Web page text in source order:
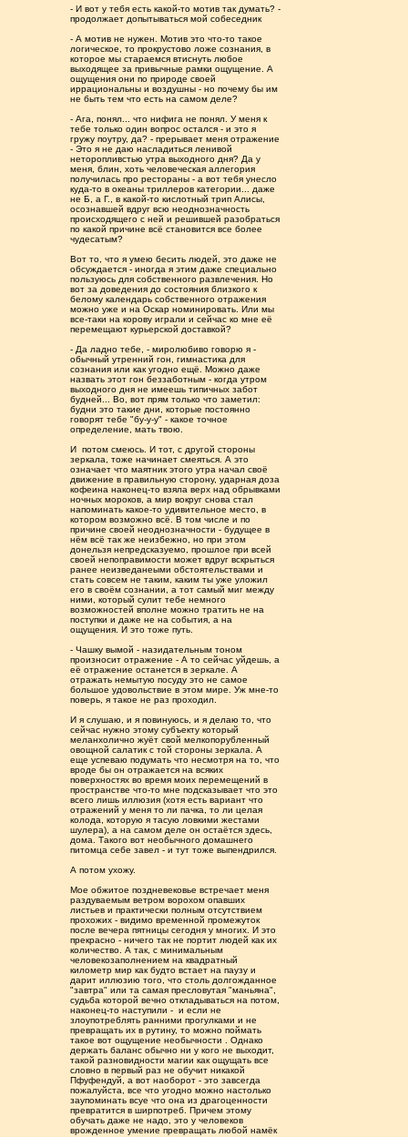
- И вот у тебя есть какой-то мотив так думать? -
продолжает допытываться мой собеседник
- А мотив не нужен. Мотив это что-то такое
логическое, то прокрустово ложе сознания, в
которое мы стараемся втиснуть любое
выходящее за привычные рамки ощущение. А
ощущения они по природе своей
иррациональны и воздушны - но почему бы им
не быть тем что есть на самом деле?
- Ага, понял... что нифига не понял. У меня к
тебе только один вопрос остался - и это я
гружу поутру, да? - прерывает меня отражение
- Это я не даю насладиться ленивой
неторопливстью утра выходного дня? Да у
меня, блин, хоть человеческая аллегория
получилась про рестораны - а вот тебя унесло
куда-то в океаны триллеров категории... даже
не Б, а Г., в какой-то кислотный трип Алисы,
осознавшей вдруг всю неоднозначность
происходящего с ней и решившей разобраться
по какой причине всë становится все более
чудесатым?
Вот то, что я умею бесить людей, это даже не
обсуждается - иногда я этим даже специально
пользуюсь для собственного развлечения. Но
вот за доведения до состояния близкого к
белому календарь собственного отражения
можно уже и на Оскар номинировать. Или мы
все-таки на корову играли и сейчас ко мне еë
перемещают курьерской доставкой?
- Да ладно тебе, - миролюбиво говорю я -
обычный утренний гон, гимнастика для
сознания или как угодно ещë. Можно даже
назвать этот гон беззаботным - когда утром
выходного дня не имеешь типичных забот
будней... Во, вот прям только что заметил:
будни это такие дни, которые постоянно
говорят тебе "бу-у-у" - какое точное
определение, мать твою.
И потом смеюсь. И тот, с другой стороны
зеркала, тоже начинает смеяться. А это
означает что маятник этого утра начал своё
движение в правильную сторону, ударная доза
кофеина наконец-то взяла верх над обрывками
ночных мороков, а мир вокруг снова стал
напоминать какое-то удивительное место, в
котором возможно всë. В том числе и по
причине своей неоднозначности - будущее в
нём всë так же неизбежно, но при этом
донельзя непредсказуемо, прошлое при всей
своей непоправимости может вдруг вскрыться
ранее неизведанеыми обстоятельствами и
стать совсем не таким, каким ты уже уложил
его в своём сознании, а тот самый миг между
ними, который сулит тебе немного
возможностей вполне можно тратить не на
поступки и даже не на события, а на
ощущения. И это тоже путь.
- Чашку вымой - назидательным тоном
произносит отражение - А то сейчас уйдешь, а
её отражение останется в зеркале. А
отражать немытую посуду это не самое
большое удовольствие в этом мире. Уж мне-то
поверь, я такое не раз проходил.
И я слушаю, и я повинуюсь, и я делаю то, что
сейчас нужно этому субъекту который
меланхолично жуёт свой мелкопорубленный
овощной салатик с той стороны зеркала. А
еще успеваю подумать что несмотря на то, что
вроде бы он отражается на всяких
поверхностях во время моих перемещений в
пространстве что-то мне подсказывает что это
всего лишь иллюзия (хотя есть вариант что
отражений у меня то ли пачка, то ли целая
колода, которую я тасую ловкими жестами
шулера), а на самом деле он остаётся здесь,
дома. Такого вот необычного домашнего
питомца себе завел - и тут тоже выпендрился.
А потом ухожу.
Мое обжитое поздневековье встречает меня
раздуваемым ветром ворохом опавших
листьев и практически полным отсутствием
прохожих - видимо временной промежуток
после вечера пятницы сегодня у многих. И это
прекрасно - ничего так не портит людей как их
количество. А так, с минимальным
человекозаполнением на квадратный
километр мир как будто встает на паузу и
дарит иллюзию того, что столь долгожданное
"завтра" или та самая пресловутая "маньяна",
судьба которой вечно откладываться на потом,
наконец-то наступили - и если не
злоупотреблять ранними прогулками и не
превращать их в рутину, то можно поймать
такое вот ощущение необычности . Однако
держать баланс обычно ни у кого не выходит,
такой разновидности магии как ощущать все
словно в первый раз не обучит никакой
Пфуфендуй, а вот наоборот - это завсегда
пожалуйста, все что угодно можно настолько
заупоминать всуе что она из драгоценности
превратится в ширпотреб. Причем этому
обучать даже не надо, это у человеков
врожденное умение превращать любой намёк